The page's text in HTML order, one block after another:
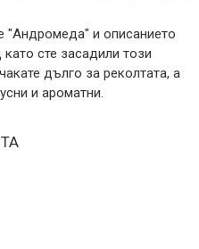
"Андромеда" и описанието
сте засадили този
дълго за реколтата, а
и ароматни.